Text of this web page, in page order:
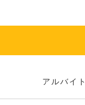
アルバイ